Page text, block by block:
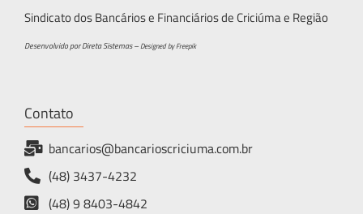
Sindicato dos Bancários e Financiários de Criciúma e Região
Desenvolvido por Direta Sistemas –Designed by Freepik
Contato
bancarios@bancarioscriciuma.com.br
(48) 3437-4232
(48) 9 8403-4842